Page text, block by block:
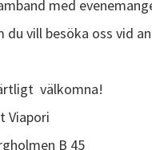
med
du vill besöka oss vid
välkomna!
Viapori
B 45